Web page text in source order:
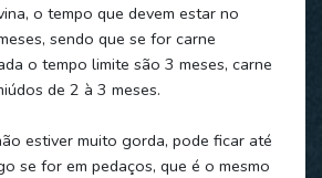
o tempo que devem estar no
sendo que se for carne
o tempo limite são 3 meses, carne
de 2 à 3 meses.
estiver muito gorda, pode ficar até
se for em pedaços, que é o mesmo